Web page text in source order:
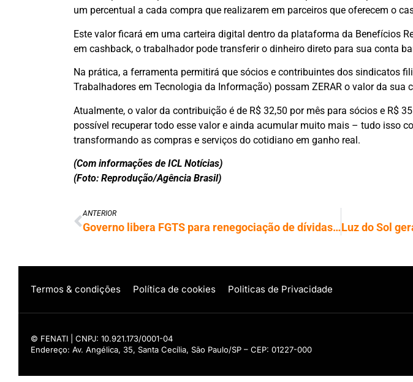
um percentual a cada compra que realizarem em parceiros que oferecem o
Este valor ficará em uma carteira digital dentro da plataforma da Benefícios
em cashback, o trabalhador pode transferir o dinheiro direto para sua conta
Na prática, a ferramenta permitirá que sócios e contribuintes dos sindicatos
Trabalhadores em Tecnologia da Informação) possam ZERAR o valor da
Atualmente, o valor da contribuição é de R$ 32,50 por mês para sócios e R$
possível recuperar todo esse valor e ainda acumular muito mais – tudo isso
transformando as compras e serviços do cotidiano em ganho real.
(Com informações de ICL Notícias)
(Foto: Reprodução/Agência Brasil)
ANTERIOR
Governo libera FGTS para renegociação de dívidas no Novo Desenrola
Termos & condições Política de cookies Politicas de Privacidade
© FENATI | CNPJ: 10.921.173/0001-04
Endereço: Av. Angélica, 35, Santa Cecília, São Paulo/SP – CEP: 01227-000